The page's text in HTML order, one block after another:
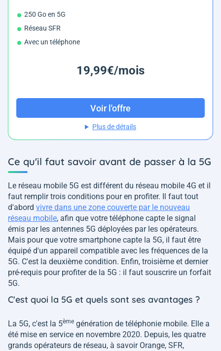
250 Go en 5G
Réseau SFR
Avec un téléphone
19,99€/mois
Voir l'offre
Plus de détails
Ce qu'il faut savoir avant de passer à la 5G
Le réseau mobile 5G est différent du réseau mobile 4G et il
faut remplir trois conditions pour en profiter. Il faut tout
d'abord vivre dans une zone couverte par le nouveau
réseau mobile, afin que votre téléphone capte le signal
émis par les antennes 5G déployées par les opérateurs.
Mais pour que votre smartphone capte la 5G, il faut être
équipé d'un appareil compatible avec les fréquences de la
5G. C'est la deuxième condition. Enfin, troisième et dernier
pré-requis pour profiter de la 5G : il faut souscrire un forfait
5G.
C'est quoi la 5G et quels sont ses avantages ?
La 5G, c'est la 5ème génération de téléphonie mobile. Elle a
été mise en service en novembre 2020. Depuis, les quatre
grands opérateurs de réseau, à savoir Orange, SFR,